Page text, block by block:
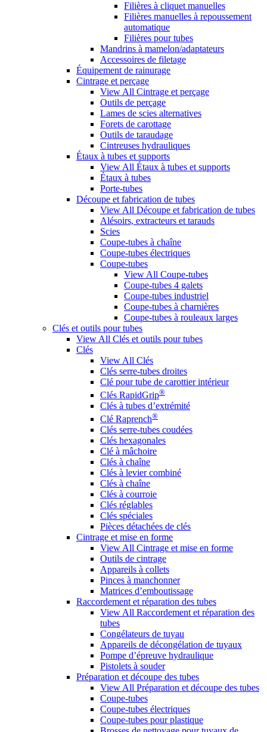
Filières à cliquet manuelles
Filières manuelles à repoussement
automatique
Filières pour tubes
Mandrins à mamelon/adaptateurs
Accessoires de filetage
Équipement de rainurage
Cintrage et perçage
View All Cintrage et perçage
Outils de perçage
Lames de scies alternatives
Forets de carottage
Outils de taraudage
Cintreuses hydrauliques
Étaux à tubes et supports
View All Étaux à tubes et supports
Étaux à tubes
Porte-tubes
Découpe et fabrication de tubes
View All Découpe et fabrication de tubes
Alésoirs, extracteurs et tarauds
Scies
Coupe-tubes à chaîne
Coupe-tubes électriques
Coupe-tubes
View All Coupe-tubes
Coupe-tubes 4 galets
Coupe-tubes industriel
Coupe-tubes à charnières
Coupe-tubes à rouleaux larges
Clés et outils pour tubes
View All Clés et outils pour tubes
Clés
View All Clés
Clés serre-tubes droites
Clé pour tube de carottier intérieur
Clés RapidGrip®
Clés à tubes d’extrémité
Clé Raprench®
Clés serre-tubes coudées
Clés hexagonales
Clé à mâchoire
Clés à chaîne
Clés à levier combiné
Clés à chaîne
Clés à courroie
Clés réglables
Clés spéciales
Pièces détachées de clés
Cintrage et mise en forme
View All Cintrage et mise en forme
Outils de cintrage
Appareils à collets
Pinces à manchonner
Matrices d’emboutissage
Raccordement et réparation des tubes
View All Raccordement et réparation des
tubes
Congélateurs de tuyau
Appareils de décongélation de tuyaux
Pompe d’épreuve hydraulique
Pistolets à souder
Préparation et découpe des tubes
View All Préparation et découpe des tubes
Coupe-tubes
Coupe-tubes électriques
Coupe-tubes pour plastique